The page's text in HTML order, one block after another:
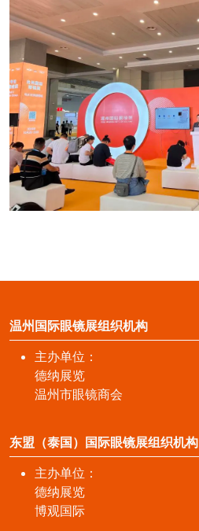
温州国际眼镜展组织机构
主办单位：
德纳展览
温州市眼镜商会
东盟（泰国）国际眼镜展组织机构
主办单位：
德纳展览
博观国际